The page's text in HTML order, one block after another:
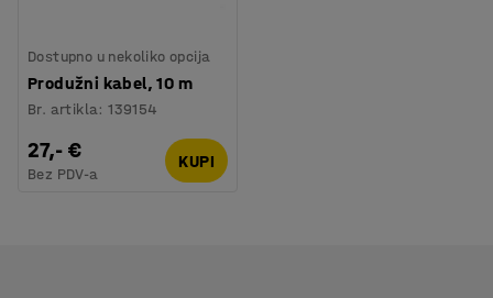
Dostupno u nekoliko opcija
Produžni kabel, 10 m
Br. artikla:139154
27,- €
Bez PDV-a
KUPI